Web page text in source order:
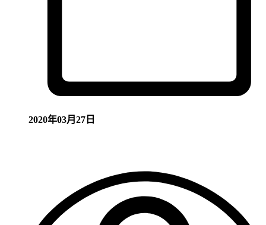
2020年03月27日